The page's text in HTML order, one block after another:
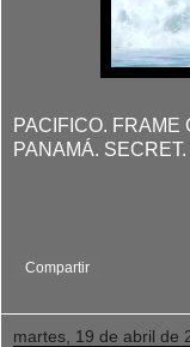
PACIFICO. FRAME
PANAMÁ. SECRET.
Compartir
martes, 19 de abril de